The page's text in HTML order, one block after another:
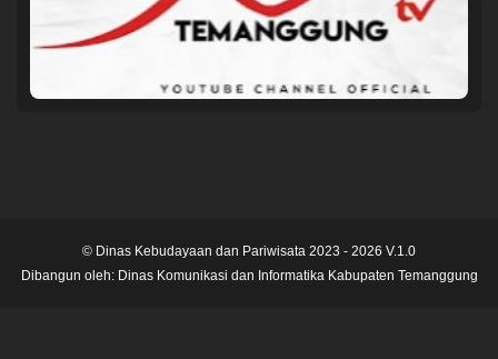
© Dinas Kebudayaan dan Pariwisata 2023 - 2026 V.1.0
Dibangun oleh: Dinas Komunikasi dan Informatika Kabupaten Temanggung